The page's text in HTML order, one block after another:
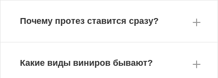
Почему протез ставится сразу?
Какие виды виниров бывают?